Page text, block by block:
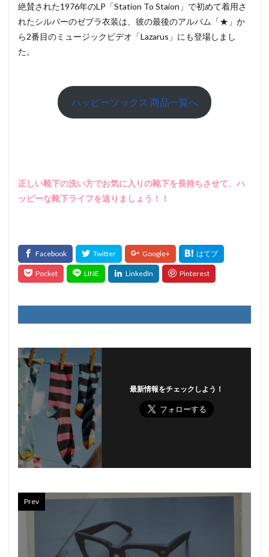
絶賛された1976年のLP「Station To Staion」で初めて着用さ
れたシルバーのゼブラ衣装は、彼の最後のアルバム「★」か
ら2番目のミュージックビデオ「Lazarus」にも登場しまし
た。
ハッピーソックス 商品一覧へ
正しい靴下の洗い方でお気に入りの靴下を長持ちさせて、ハ
ッピーな靴下ライフを送りましょう！！
最新情報をチェックしよう！
Prev